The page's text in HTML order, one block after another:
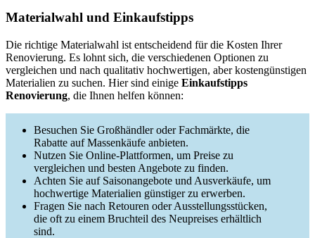
Materialwahl und Einkaufstipps
Die richtige Materialwahl ist entscheidend für die Kosten Ihrer
Renovierung. Es lohnt sich, die verschiedenen Optionen zu
vergleichen und nach qualitativ hochwertigen, aber kostengünstigen
Materialien zu suchen. Hier sind einige Einkaufstipps
Renovierung, die Ihnen helfen können:
Besuchen Sie Großhändler oder Fachmärkte, die
Rabatte auf Massenkäufe anbieten.
Nutzen Sie Online-Plattformen, um Preise zu
vergleichen und besten Angebote zu finden.
Achten Sie auf Saisonangebote und Ausverkäufe, um
hochwertige Materialien günstiger zu erwerben.
Fragen Sie nach Retouren oder Ausstellungsstücken,
die oft zu einem Bruchteil des Neupreises erhältlich
sind.